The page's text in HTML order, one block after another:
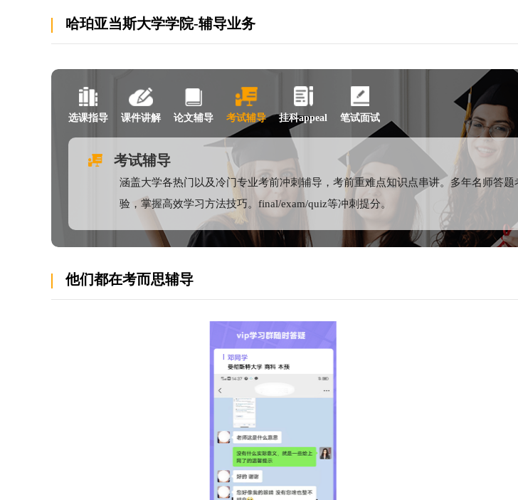
该校具有良好的教学、科研设施及学生学习、生活条件。学校拥有相当规模的现代化农场(330
城伯明翰和曼彻斯特之间，西邻威尔士，田园风光十分秀丽。从邻近的Stafford火车站乘火车
敦。
哈珀亚当斯大学学院-辅导业务
选课指导 课件讲解 论文辅导 考试辅导 挂科appeal 笔试面试
考试辅导
涵盖大学各热门以及冷门专业考前冲刺辅导，考前重难点知识点串讲。多年名师答题
验，掌握高效学习方法技巧。final/exam/quiz等冲刺提分。
他们都在考而思辅导